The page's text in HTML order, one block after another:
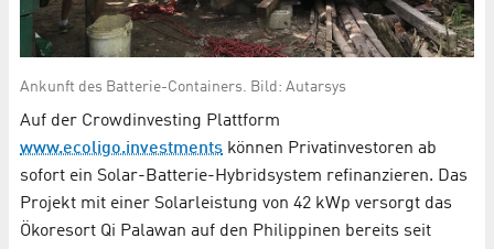
Ankunft des Batterie-Containers. Bild: Autarsys
Auf der Crowdinvesting Plattform
www.ecoligo.investments können Privatinvestoren ab
sofort ein Solar-Batterie-Hybridsystem refinanzieren. Das
Projekt mit einer Solarleistung von 42 kWp versorgt das
Ökoresort Qi Palawan auf den Philippinen bereits seit